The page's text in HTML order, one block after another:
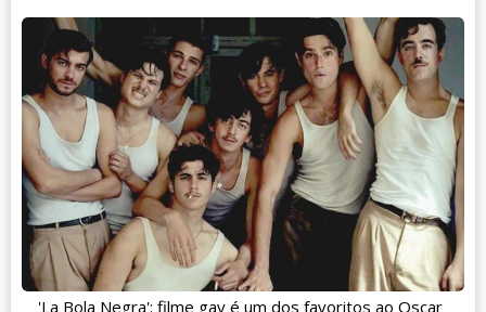
'La Bola Negra': filme gay é um dos favoritos ao Oscar